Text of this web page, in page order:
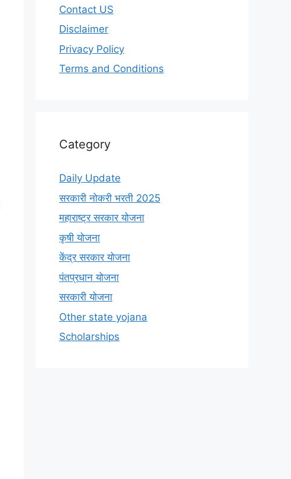
Contact US
Disclaimer
Privacy Policy
Terms and Conditions
Category
Daily Update
सरकारी नोकरी भरती 2025
महाराष्ट्र सरकार योजना
कृषी योजना
केंद्र सरकार योजना
पंतप्रधान योजना
सरकारी योजना
Other state yojana
Scholarships